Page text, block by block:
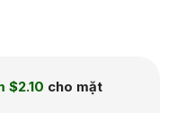
$2.10 cho mặt